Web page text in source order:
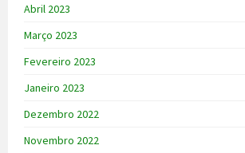
Abril 2023
Março 2023
Fevereiro 2023
Janeiro 2023
Dezembro 2022
Novembro 2022